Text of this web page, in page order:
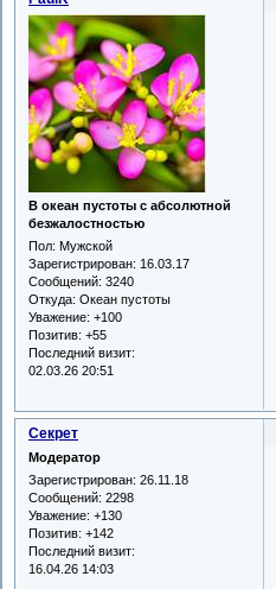
В океан пустоты с абсолютной
безжалостностью
Пол: Мужской
Зарегистрирован: 16.03.17
Сообщений: 3240
Откуда: Океан пустоты
Уважение: +100
Позитив: +55
Последний визит:
02.03.26 20:51
Секрет
Модератор
Зарегистрирован: 26.11.18
Сообщений: 2298
Уважение: +130
Позитив: +142
Последний визит:
16.04.26 14:03